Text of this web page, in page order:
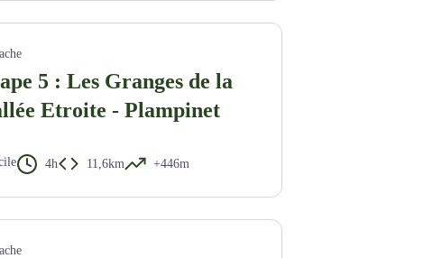
5 : Les Granges de la
Etroite - Plampinet
4h 11,6km +446m